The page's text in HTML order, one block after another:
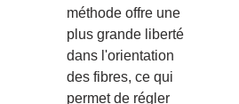
méthode offre une
plus grande liberté
dans l'orientation
des fibres, ce qui
permet de régler